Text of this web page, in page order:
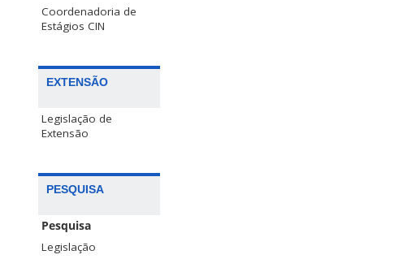
Coordenadoria de
Estágios CIN
EXTENSÃO
Legislação de
Extensão
PESQUISA
Pesquisa
Legislação